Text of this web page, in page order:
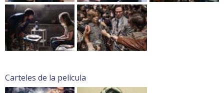
Carteles de la película